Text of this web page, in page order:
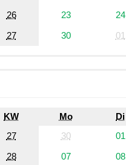
26
23 24
27
30 01
KW Mo Di
27
30 01
28
07 08